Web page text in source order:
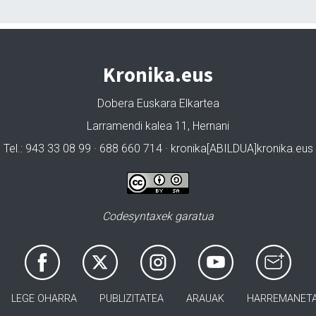
Kronika.eus
Dobera Euskara Elkartea
Larramendi kalea 11, Hernani
Tel.: 943 33 08 99 · 688 660 714 · kronika[ABILDUA]kronika.eus
Codesyntaxek garatua
LEGE OHARRA PUBLIZITATEA ARAUAK